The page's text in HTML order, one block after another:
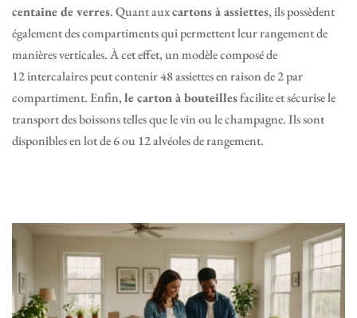
centaine de verres. Quant auxcartons à assiettes, ils possèdent
également des compartiments qui permettent leur rangement de
manières verticales. À cet effet, un modèle composé de
12 intercalaires peut contenir 48 assiettes en raison de 2 par
compartiment. Enfin,le carton à bouteillesfacilite et sécurise le
transport des boissons telles que le vin ou le champagne. Ils sont
disponibles en lot de 6 ou 12 alvéoles de rangement.